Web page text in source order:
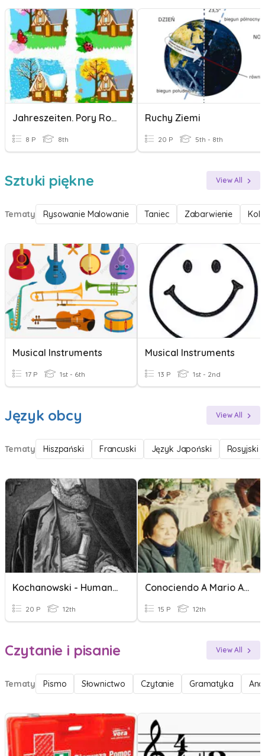
Jahreszeiten. Pory Roku
8 P 8th
Ruchy Ziemi
20 P 5th - 8th
Sztuki piękne View All
Tematy Rysowanie Malowanie Taniec Zabarwienie
Musical Instruments
17 P 1st - 6th
Musical Instruments
13 P 1st - 2nd
Język obcy View All
Tematy Hiszpański Francuski Język Japoński Rosyjski
Kochanowski - Humanista
20 P 12th
Conociendo A Mario Arakaki
15 P 12th
Czytanie i pisanie View All
Tematy Pismo Słownictwo Czytanie Gramatyka